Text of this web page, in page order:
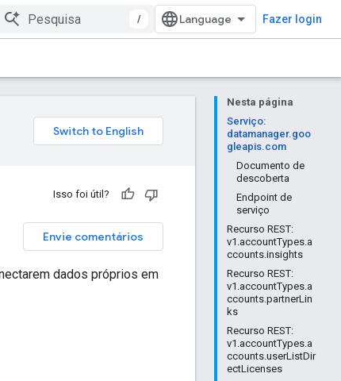
/ Fazer login
Nesta página
Serviço:
datamanager.goo
gleapis.com
Documento de
descoberta
Endpoint de
serviço
Recurso REST:
v1.accountTypes.a
ccounts.insights
Recurso REST:
v1.accountTypes.a
ccounts.partnerLin
ks
Recurso REST:
v1.accountTypes.a
ccounts.userListDir
ectLicenses
Isso foi útil?
Envie comentários
dados próprios em